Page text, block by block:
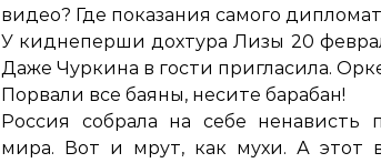
видео? Где показания самого
У киднеперши дохтура Лизы 20
Даже Чуркина в гости пригласила.
Порвали все баяны, несите барабан!
Россия собрала на себе ненависть
мира. Вот и мрут, как мухи. А этот